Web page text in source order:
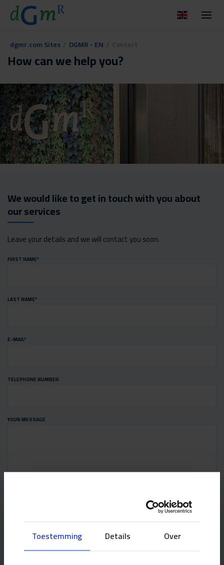
Toestemming Details Over
dgmr.com Sites DGMR - EN
How can we help you?
We would like to get in touch with you about
our services
Leave your details and we will contact you soon.
FIRST NAME*
LAST NAME*
E-MAIL*
TELEPHONE NUMBER
YOUR MESSAGE